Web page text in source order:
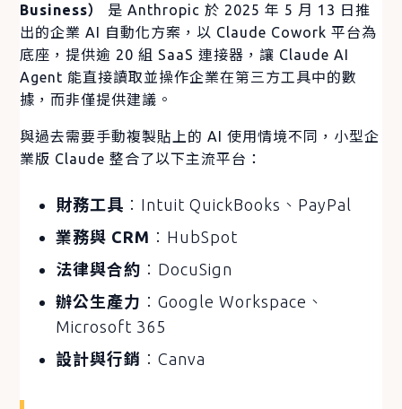
Business）
是 Anthropic 於 2025 年 5 月 13 日推
出的企業 AI 自動化方案，以 Claude Cowork 平台為
底座，提供逾 20 組 SaaS 連接器，讓 Claude AI
Agent 能直接讀取並操作企業在第三方工具中的數
據，而非僅提供建議。
與過去需要手動複製貼上的 AI 使用情境不同，小型企
業版 Claude 整合了以下主流平台：
財務工具 ：Intuit QuickBooks、PayPal
業務與 CRM ：HubSpot
法律與合約 ：DocuSign
辦公生產力 ：Google Workspace、
Microsoft 365
設計與行銷 ：Canva